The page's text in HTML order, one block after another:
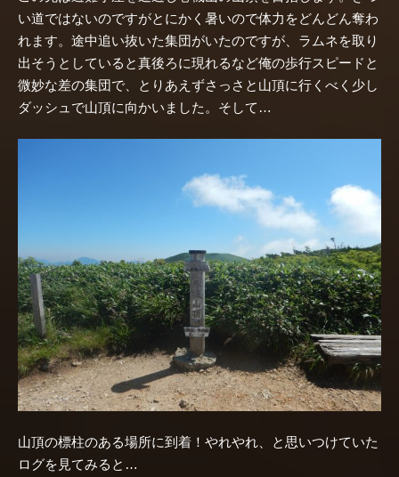
い道ではないのですがとにかく暑いので体力をどんどん奪わ
れます。途中追い抜いた集団がいたのですが、ラムネを取り
出そうとしていると真後ろに現れるなど俺の歩行スピードと
微妙な差の集団で、とりあえずさっさと山頂に行くべく少し
ダッシュで山頂に向かいました。そして…
山頂の標柱のある場所に到着！やれやれ、と思いつけていた
ログを見てみると…